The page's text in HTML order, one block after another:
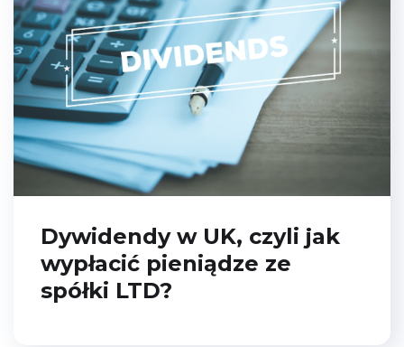
­Dywidendy w UK, czyli jak
wypłacić pieniądze ze
spółki LTD?